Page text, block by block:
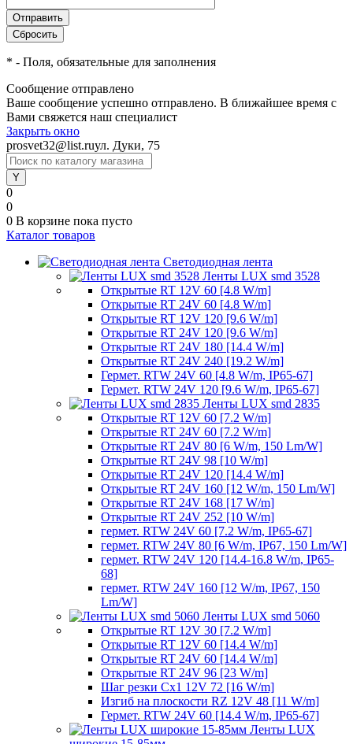
* - Поля, обязательные для заполнения
Сообщение отправлено
Ваше сообщение успешно отправлено. В ближайшее время с
Вами свяжется наш специалист
Закрыть окно
prosvet32@list.ruул. Дуки, 75
0
0
0 В корзине пока пусто
Каталог товаров
Светодиодная лента
Ленты LUX smd 3528
Открытые RT 12V 60 [4.8 W/m]
Открытые RT 24V 60 [4.8 W/m]
Открытые RT 12V 120 [9.6 W/m]
Открытые RT 24V 120 [9.6 W/m]
Открытые RT 24V 180 [14.4 W/m]
Открытые RT 24V 240 [19.2 W/m]
Гермет. RTW 24V 60 [4.8 W/m, IP65-67]
Гермет. RTW 24V 120 [9.6 W/m, IP65-67]
Ленты LUX smd 2835
Открытые RT 12V 60 [7.2 W/m]
Открытые RT 24V 60 [7.2 W/m]
Открытые RT 24V 80 [6 W/m, 150 Lm/W]
Открытые RT 24V 98 [10 W/m]
Открытые RT 24V 120 [14.4 W/m]
Открытые RT 24V 160 [12 W/m, 150 Lm/W]
Открытые RT 24V 168 [17 W/m]
Открытые RT 24V 252 [10 W/m]
гермет. RTW 24V 60 [7.2 W/m, IP65-67]
гермет. RTW 24V 80 [6 W/m, IP67, 150 Lm/W]
гермет. RTW 24V 120 [14.4-16.8 W/m, IP65-
68]
гермет. RTW 24V 160 [12 W/m, IP67, 150
Lm/W]
Ленты LUX smd 5060
Открытые RT 12V 30 [7.2 W/m]
Открытые RT 12V 60 [14.4 W/m]
Открытые RT 24V 60 [14.4 W/m]
Открытые RT 24V 96 [23 W/m]
Шаг резки Cx1 12V 72 [16 W/m]
Изгиб на плоскости RZ 12V 48 [11 W/m]
Гермет. RTW 24V 60 [14.4 W/m, IP65-67]
Ленты LUX